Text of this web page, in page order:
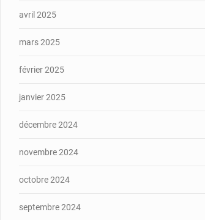
avril 2025
mars 2025
février 2025
janvier 2025
décembre 2024
novembre 2024
octobre 2024
septembre 2024